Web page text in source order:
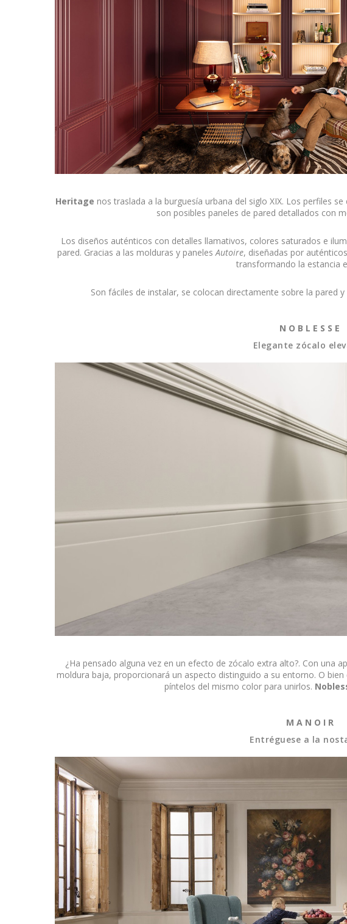
Heritage nos traslada a la burguesía urbana del siglo XIX. Los perfiles
son posibles paneles de pared detallados con
Los diseños auténticos con detalles llamativos, colores saturados e
pared. Gracias a las molduras y panelesAutoire, diseñadas por
transformando la estancia
Son fáciles de instalar, se colocan directamente sobre la pared
N O B L E S S E
Elegante zócalo
¿Ha pensado alguna vez en un efecto de zócalo extra alto?. Con una
moldura baja, proporcionará un aspecto distinguido a su entorno. O
píntelos del mismo color para unirlos.
M A N O I R
Entréguese a la